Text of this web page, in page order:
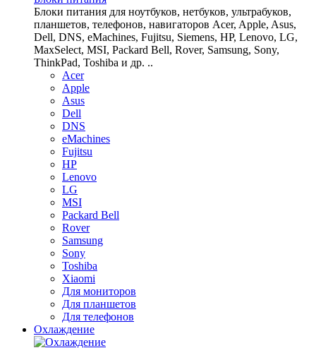
Блоки питания для ноутбуков, нетбуков, ультрабуков,
планшетов, телефонов, навигаторов Acer, Apple, Asus,
Dell, DNS, eMachines, Fujitsu, Siemens, HP, Lenovo, LG,
MaxSelect, MSI, Packard Bell, Rover, Samsung, Sony,
ThinkPad, Toshiba и др. ..
Acer
Apple
Asus
Dell
DNS
eMachines
Fujitsu
HP
Lenovo
LG
MSI
Packard Bell
Rover
Samsung
Sony
Toshiba
Xiaomi
Для мониторов
Для планшетов
Для телефонов
Охлаждение